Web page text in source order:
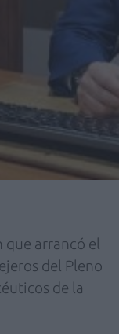
que arrancó el
del Pleno
de la